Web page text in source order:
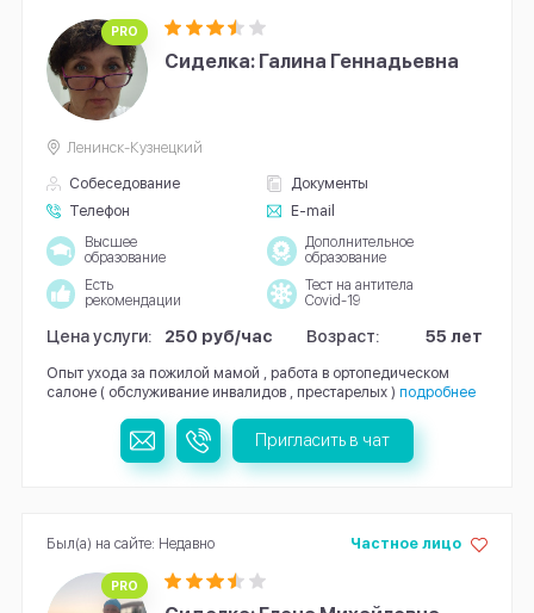
PRO
Сиделка: Галина Геннадьевна
Собеседование
Документы
Телефон
E-mail
Ленинск-Кузнецкий
Высшее
образование
Дополнительное
образование
Есть
рекомендации
Тест на антитела
Covid-19
Цена услуги: 250 руб/час Возраст: 55 лет
Опыт ухода за пожилой мамой , работа в ортопедическом
салоне ( обслуживание инвалидов , престарелых ) подробнее
Пригласить в чат
PRO
Частное лицо
Был(а) на сайте: Недавно